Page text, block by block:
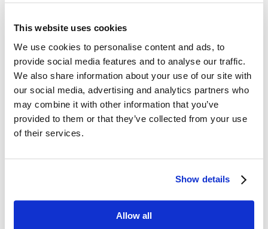
This website uses cookies
We use cookies to personalise content and ads, to
provide social media features and to analyse our traffic.
We also share information about your use of our site with
our social media, advertising and analytics partners who
may combine it with other information that you’ve
provided to them or that they’ve collected from your use
of their services.
Show details
Allow all
USA
Vereinigtes Königreich
Golfrundreisen
Golf in den kanadischen Rockies
USA „R. Trent Jones Golf Trail“
USA (Golf und Nationalparks)
Südafrika Golf-Safari
Golf- und Erlebnisreise Vietnam
Hongkong und Mission Hills
Golf- und Kulturreise Thailand
Golf in den kanadischen atlantischen Provinzen
Turnierreisen